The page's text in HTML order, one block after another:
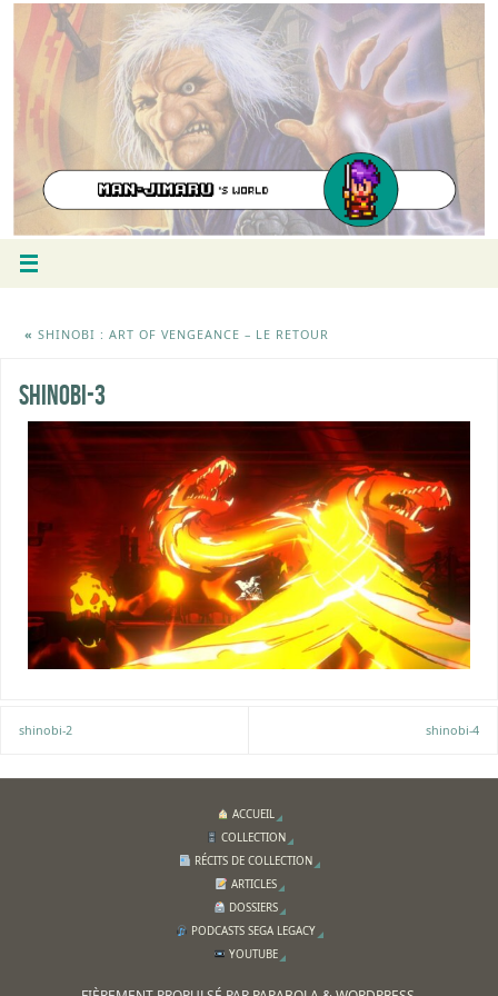
« SHINOBI : ART OF VENGEANCE – LE RETOUR
shinobi-3
shinobi-2 shinobi-4
ACCUEIL
COLLECTION
RÉCITS DE COLLECTION
ARTICLES
DOSSIERS
PODCASTS SEGA LEGACY
YOUTUBE